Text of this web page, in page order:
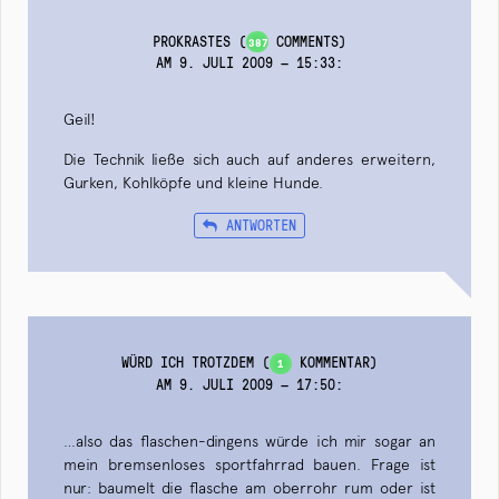
PROKRASTES (387COMMENTS)
AM 9. JULI 2009 — 15:33:
Geil!
Die Technik ließe sich auch auf anderes erweitern,
Gurken, Kohlköpfe und kleine Hunde.
ANTWORTEN
WÜRD ICH TROTZDEM ( 1 KOMMENTAR)
AM 9. JULI 2009 — 17:50:
…also das flaschen-dingens würde ich mir sogar an
mein bremsenloses sportfahrrad bauen. Frage ist
nur: baumelt die flasche am oberrohr rum oder ist